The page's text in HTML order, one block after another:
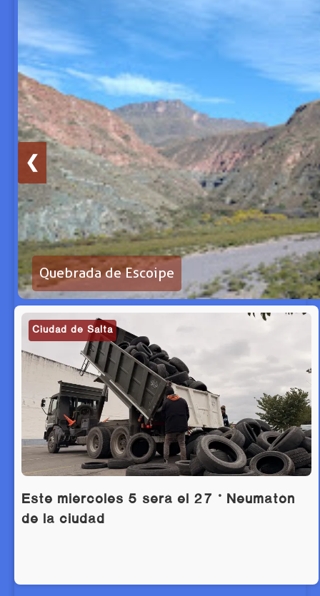
Quebrada de Escoipe
❮
Ciudad de Salta
Este miércoles 5 será el 27 ° Neumatón
de la ciudad